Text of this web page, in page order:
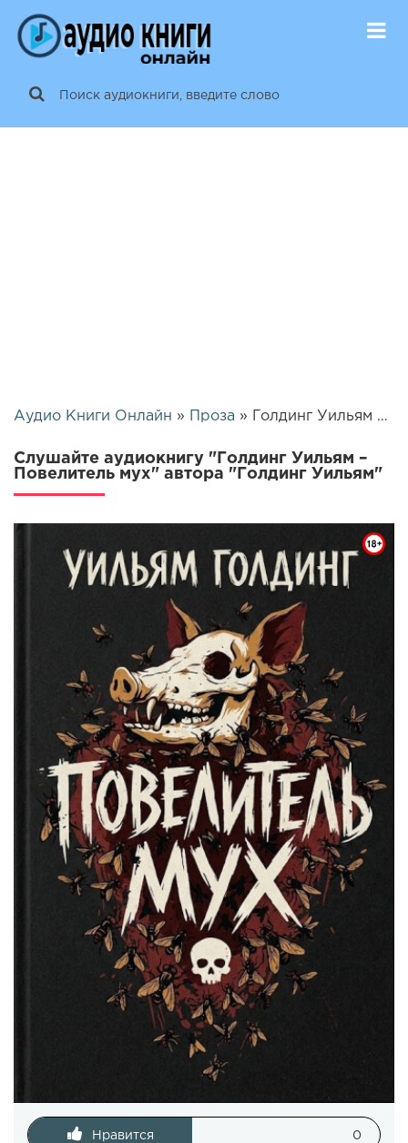
Аудио Книги Онлайн » Проза » Голдинг Уильям – Повелитель мух | 24696
Слушайте аудиокнигу "Голдинг Уильям –
Повелитель мух" автора "Голдинг Уильям"
Нравится 0